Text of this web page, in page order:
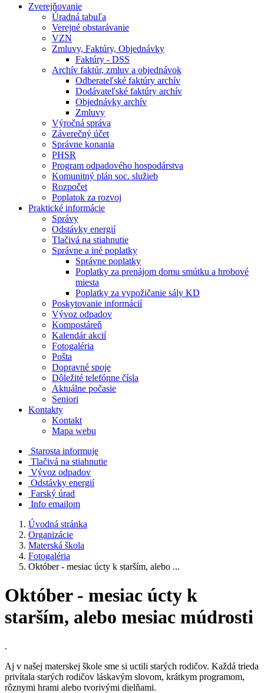
Zverejňovanie
Úradná tabuľa
Verejné obstarávanie
VZN
Zmluvy, Faktúry, Objednávky
Faktúry - DSS
Archív faktúr, zmluv a objednávok
Odberateľské faktúry archív
Dodávateľské faktúry archív
Objednávky archív
Zmluvy
Výročná správa
Záverečný účet
Správne konania
PHSR
Program odpadového hospodárstva
Komunitný plán soc. služieb
Rozpočet
Poplatok za rozvoj
Praktické informácie
Správy
Odstávky energií
Tlačivá na stiahnutie
Správne a iné poplatky
Správne poplatky
Poplatky za prenájom domu smútku a hrobové
miesta
Poplatky za vypožičanie sály KD
Poskytovanie informácií
Vývoz odpadov
Kompostáreň
Kalendár akcií
Fotogaléria
Pošta
Dopravné spoje
Dôležité telefónne čísla
Aktuálne počasie
Seniori
Kontakty
Kontakt
Mapa webu
Starosta informuje
Tlačivá na stiahnutie
Vývoz odpadov
Odstávky energií
Farský úrad
Info emailom
Úvodná stránka
Organizácie
Materská škola
Fotogaléria
Október - mesiac úcty k starším, alebo ...
Október - mesiac úcty k
starším, alebo mesiac múdrosti
.
Aj v našej materskej škole sme si uctili starých rodičov. Každá trieda
privítala starých rodičov láskavým slovom, krátkym programom,
rôznymi hrami alebo tvorivými dielňami.